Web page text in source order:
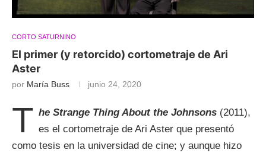
CORTO SATURNINO
El primer (y retorcido) cortometraje de Ari
Aster
por María Buss junio 24, 2020
T he Strange Thing About the Johnsons (2011),
es el cortometraje de Ari Aster que presentó
como tesis en la universidad de cine; y aunque hizo